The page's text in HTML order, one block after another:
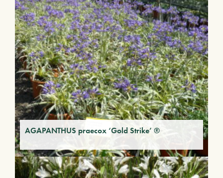
AGAPANTHUS praecox ‘Gold Strike’ ®